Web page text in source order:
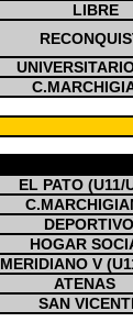
LIBRE
EL PATO (U11/
DEPORTIVO
HOGAR
MERIDIANO V
ATENAS
SAN